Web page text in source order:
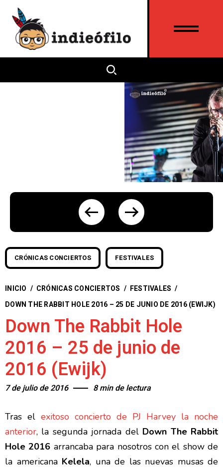
CRÓNICAS CONCIERTOS FESTIVALES
INICIO / CRÓNICAS CONCIERTOS / FESTIVALES /
DOWN THE RABBIT HOLE 2016 – 25 DE JUNIO DE 2016 (EWIJK)
Down The Rabbit Hole
2016 – 25 de junio de
2016 (Ewijk)
7 de julio de 2016 8 min de lectura
Tras el exitoso concierto de PJ Harvey la noche
anterior, la segunda jornada del Down The Rabbit
Hole 2016 arrancaba para nosotros con el show de
la americana Kelela, una de las nuevas musas de